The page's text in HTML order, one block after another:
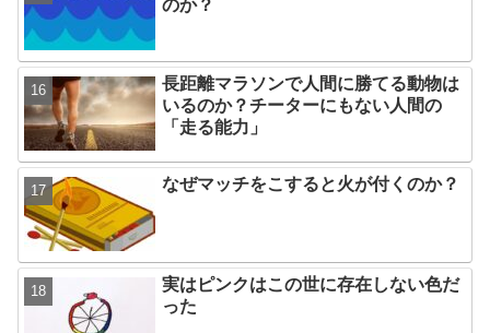
のか？
長距離マラソンで人間に勝てる動物は
いるのか？チーターにもない人間の
「走る能力」
なぜマッチをこすると火が付くのか？
実はピンクはこの世に存在しない色だ
った